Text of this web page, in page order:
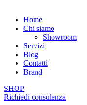
Home
Chi siamo
Showroom
Servizi
Blog
Contatti
Brand
SHOP
Richiedi consulenza